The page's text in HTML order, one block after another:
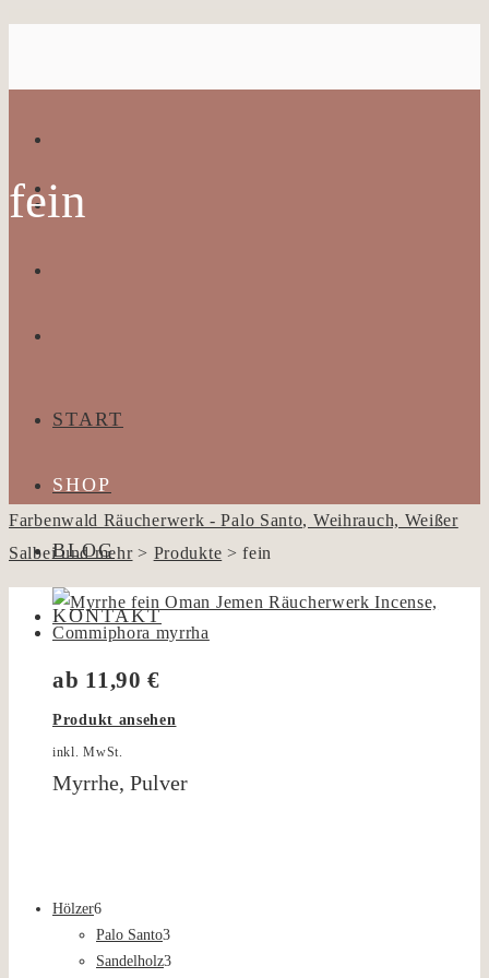
START
SHOP
BLOG
KONTAKT
fein
Farbenwald Räucherwerk - Palo Santo, Weihrauch, Weißer
Salbei und mehr> Produkte >fein
ab 11,90€
Produkt ansehen
inkl. MwSt.
Myrrhe, Pulver
Hölzer66
Produkte
Palo Santo33
Produkte
Sandelholz33